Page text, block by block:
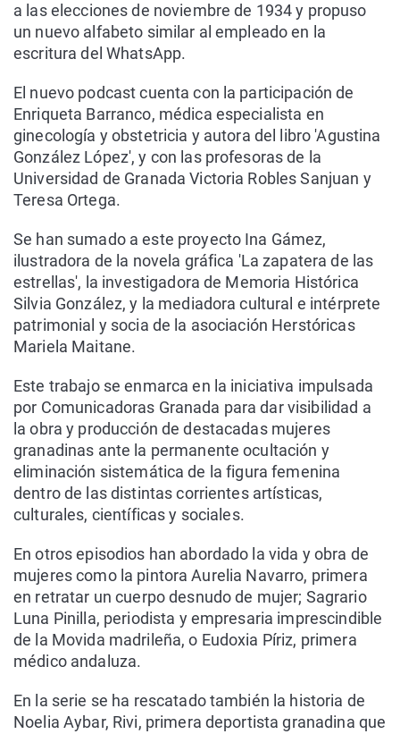
a las elecciones de noviembre de 1934 y propuso
un nuevo alfabeto similar al empleado en la
escritura del WhatsApp.
El nuevo podcast cuenta con la participación de
Enriqueta Barranco, médica especialista en
ginecología y obstetricia y autora del libro 'Agustina
González López', y con las profesoras de la
Universidad de Granada Victoria Robles Sanjuan y
Teresa Ortega.
Se han sumado a este proyecto Ina Gámez,
ilustradora de la novela gráfica 'La zapatera de las
estrellas', la investigadora de Memoria Histórica
Silvia González, y la mediadora cultural e intérprete
patrimonial y socia de la asociación Herstóricas
Mariela Maitane.
Este trabajo se enmarca en la iniciativa impulsada
por Comunicadoras Granada para dar visibilidad a
la obra y producción de destacadas mujeres
granadinas ante la permanente ocultación y
eliminación sistemática de la figura femenina
dentro de las distintas corrientes artísticas,
culturales, científicas y sociales.
En otros episodios han abordado la vida y obra de
mujeres como la pintora Aurelia Navarro, primera
en retratar un cuerpo desnudo de mujer; Sagrario
Luna Pinilla, periodista y empresaria imprescindible
de la Movida madrileña, o Eudoxia Píriz, primera
médico andaluza.
En la serie se ha rescatado también la historia de
Noelia Aybar, Rivi, primera deportista granadina que